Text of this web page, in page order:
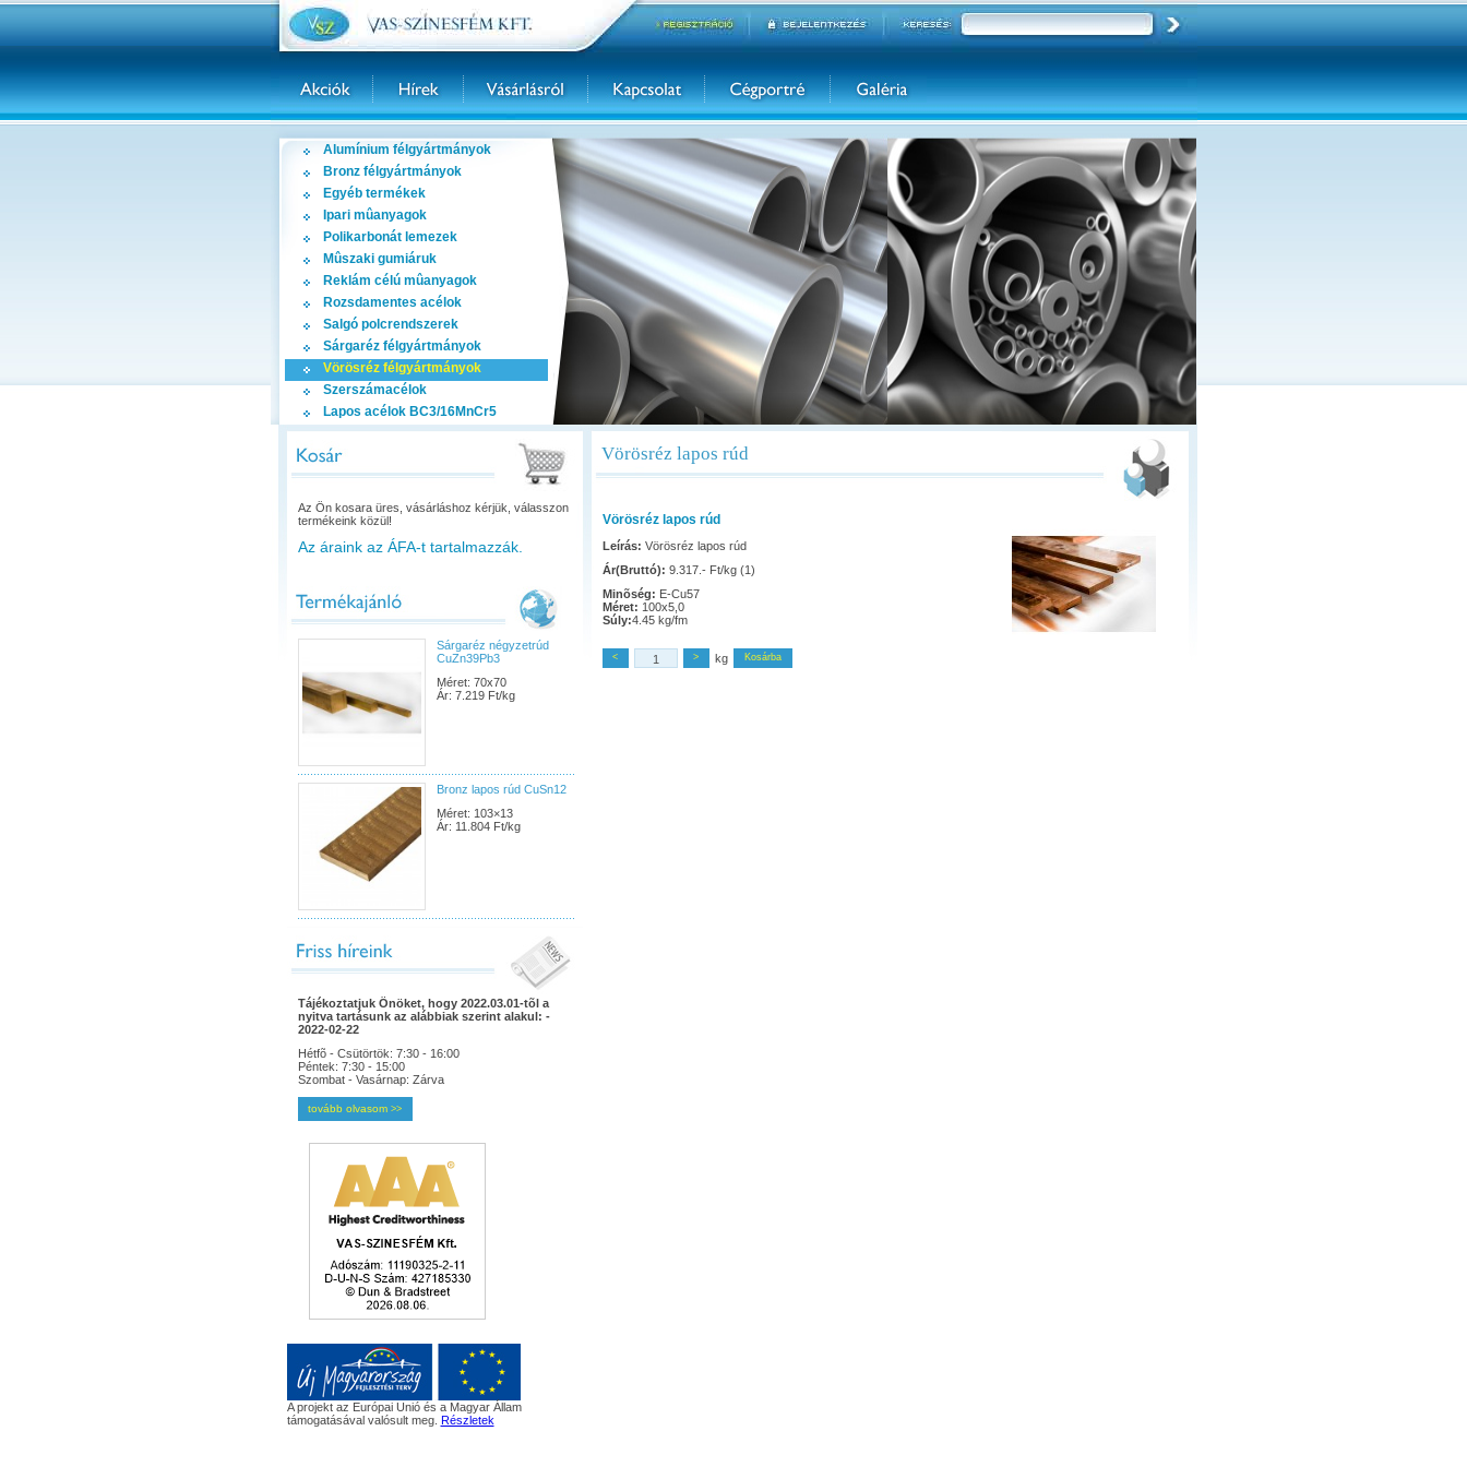
Alumínium félgyártmányok
Bronz félgyártmányok
Egyéb termékek
Ipari mûanyagok
Polikarbonát lemezek
Mûszaki gumiáruk
Reklám célú mûanyagok
Rozsdamentes acélok
Salgó polcrendszerek
Sárgaréz félgyártmányok
Vörösréz félgyártmányok
Szerszámacélok
Lapos acélok BC3/16MnCr5
Az Ön kosara üres, vásárláshoz kérjük, válasszon
termékeink közül!
Az áraink az ÁFA-t tartalmazzák.
Sárgaréz négyzetrúd
CuZn39Pb3
Méret: 70x70
Ár: 7.219 Ft/kg
Bronz lapos rúd CuSn12
Méret: 103×13
Ár: 11.804 Ft/kg
Tájékoztatjuk Önöket, hogy 2022.03.01-tõl a
nyitva tartásunk az alábbiak szerint alakul: -
2022-02-22
Hétfõ - Csütörtök: 7:30 - 16:00
Péntek: 7:30 - 15:00
Szombat - Vasárnap: Zárva
tovább olvasom >>
A projekt az Európai Unió és a Magyar Állam
támogatásával valósult meg. Részletek
Vörösréz lapos rúd
Vörösréz lapos rúd
Leírás: Vörösréz lapos rúd
Ár(Bruttó): 9.317.- Ft/kg (1)
Minõség: E-Cu57
Méret: 100x5,0
Súly:4.45 kg/fm
< > kg Kosárba